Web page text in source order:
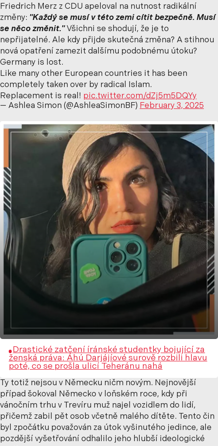
Friedrich Merz z CDU apeloval na nutnost radikální
změny: "Každý se musí v této zemi cítit bezpečně. Musí
se něco změnit."Všichni se shodují, že je to
nepřijatelné. Ale kdy přijde skutečná změna? A stihnou
nová opatření zamezit dalšímu podobnému útoku?
Germany is lost.
Like many other European countries it has been
completely taken over by radical Islam.
Replacement is real! pic.twitter.com/dZj5m5DQYy
— Ashlea Simon (@AshleaSimonBF) February 3, 2025
Drastické zatčení íránské studentky bojující za
ženská práva: Áhú Darjájíové surově rozbili hlavu
poté, co se prošla ulicí Teheránu nahá
Ty totiž nejsou v Německu ničm novým. Nejnovější
případ šokoval Německo v loňském roce, kdy při
vánočním trhu v Trevíru muž najel vozidlem do lidí,
přičemž zabil pět osob včetně malého dítěte. Tento čin
byl zpočátku považován za útok vyšinutého jedince, ale
pozdější vyšetřování odhalilo jeho hlubší ideologické